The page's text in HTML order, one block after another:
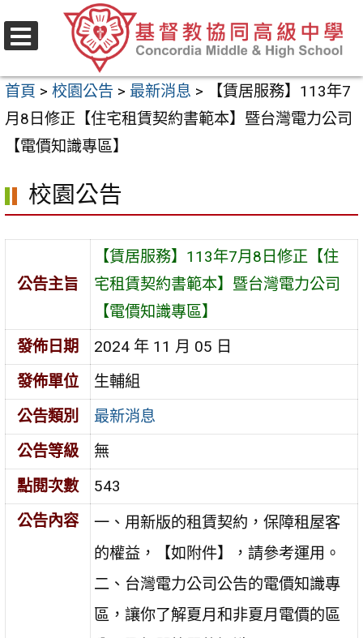
至
要
內
首頁 > 校園公告 > 最新消息 >
【賃居服務】113年7
月8日修正【住宅租賃契約書範本】暨台灣電力公司
【電價知識專區】
校園公告
公告主旨
【賃居服務】113年7月8日修正【住
宅租賃契約書範本】暨台灣電力公司
【電價知識專區】
發佈日期
2024 年 11 月 05 日
發佈單位
生輔組
公告類別
最新消息
公告等級
無
點閱次數
543
公告內容
一、用新版的租賃契約，保障租屋客
的權益，【如附件】，請參考運用。
二、台灣電力公司公告的電價知識專
區，讓你了解夏月和非夏月電價的區
選
單